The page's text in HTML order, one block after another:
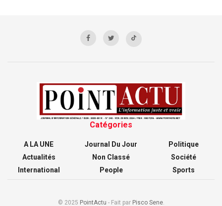
Catégories
A LA UNE
Actualités
International
Journal Du Jour
Non Classé
People
Politique
Société
Sports
© 2025 PointActu - Fait par Pisco Sene.